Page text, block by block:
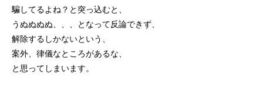
騙してるよね？と突っ込むと、
うぬぬぬぬ、、、となって反論できず、
解除するしかないという、
案外、律儀なところがあるな、
と思ってしまいます。